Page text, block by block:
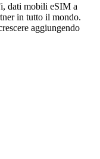
dati mobili eSIM a
in tutto il mondo.
aggiungendo